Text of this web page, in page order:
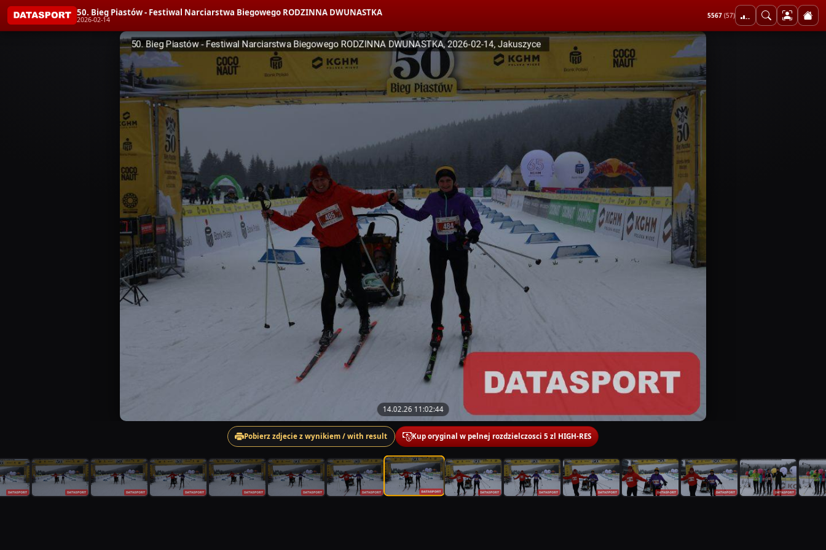
50. Bieg Piastów - Festiwal Narciarstwa Biegowego RODZINNA DWUNASTKA
2026-02-14 5567 (57)
14.02.26 11:02:44
Pobierz zdjecie z wynikiem / with result Kup oryginal w pelnej rozdzielczosci 5 zl HIGH-RES